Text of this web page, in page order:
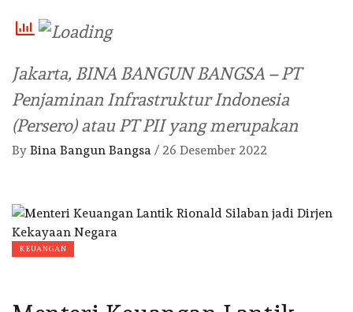
Jakarta, BINA BANGUN BANGSA – PT
Penjaminan Infrastruktur Indonesia
(Persero) atau PT PII yang merupakan
By Bina Bangun Bangsa / 26 Desember 2022
KEUANGAN